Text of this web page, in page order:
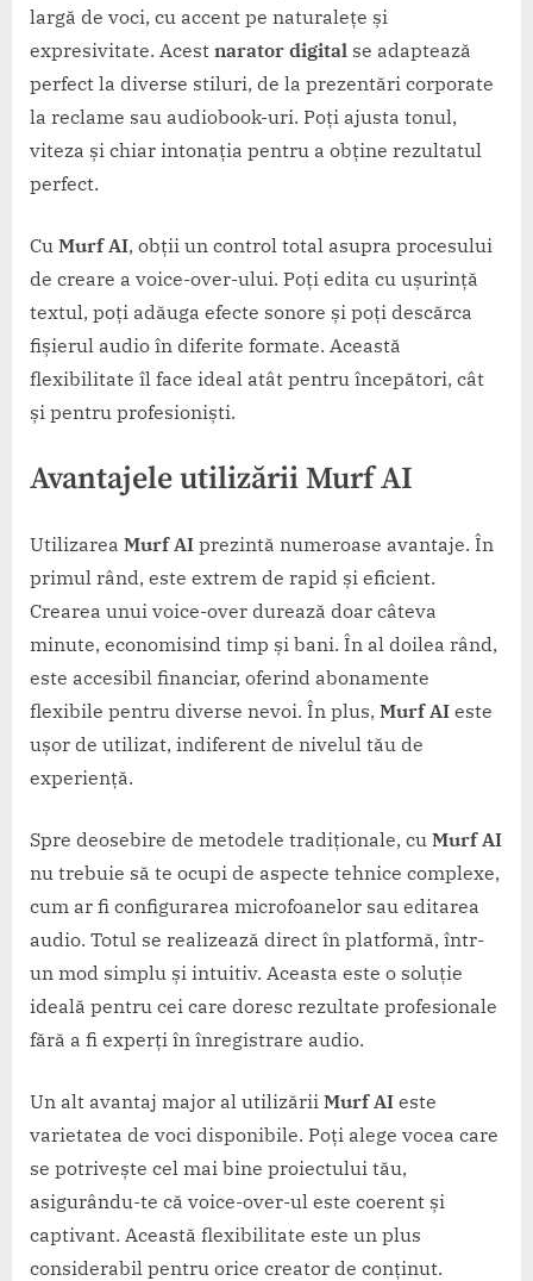
largă de voci, cu accent pe naturalețe și
expresivitate. Acest narator digital se adaptează
perfect la diverse stiluri, de la prezentări corporate
la reclame sau audiobook-uri. Poți ajusta tonul,
viteza și chiar intonația pentru a obține rezultatul
perfect.
Cu Murf AI, obții un control total asupra procesului
de creare a voice-over-ului. Poți edita cu ușurință
textul, poți adăuga efecte sonore și poți descărca
fișierul audio în diferite formate. Această
flexibilitate îl face ideal atât pentru începători, cât
și pentru profesioniști.
Avantajele utilizării Murf AI
Utilizarea Murf AI prezintă numeroase avantaje. În
primul rând, este extrem de rapid și eficient.
Crearea unui voice-over durează doar câteva
minute, economisind timp și bani. În al doilea rând,
este accesibil financiar, oferind abonamente
flexibile pentru diverse nevoi. În plus, Murf AI este
ușor de utilizat, indiferent de nivelul tău de
experiență.
Spre deosebire de metodele tradiționale, cu Murf AI
nu trebuie să te ocupi de aspecte tehnice complexe,
cum ar fi configurarea microfoanelor sau editarea
audio. Totul se realizează direct în platformă, într-
un mod simplu și intuitiv. Aceasta este o soluție
ideală pentru cei care doresc rezultate profesionale
fără a fi experți în înregistrare audio.
Un alt avantaj major al utilizării Murf AI este
varietatea de voci disponibile. Poți alege vocea care
se potrivește cel mai bine proiectului tău,
asigurându-te că voice-over-ul este coerent și
captivant. Această flexibilitate este un plus
considerabil pentru orice creator de conținut.